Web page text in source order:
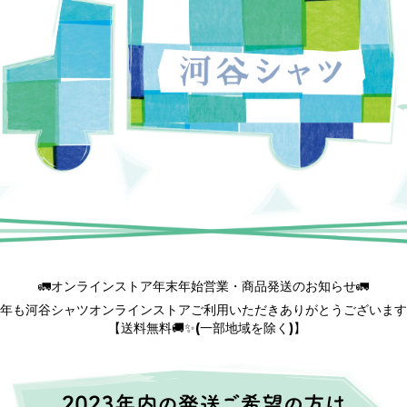
🚛オンラインストア年末年始営業・商品発送のお知らせ🚛
も河谷シャツオンラインストアご利用いただきありがとうございま
【送料無料🚚✨(一部地域を除く)】